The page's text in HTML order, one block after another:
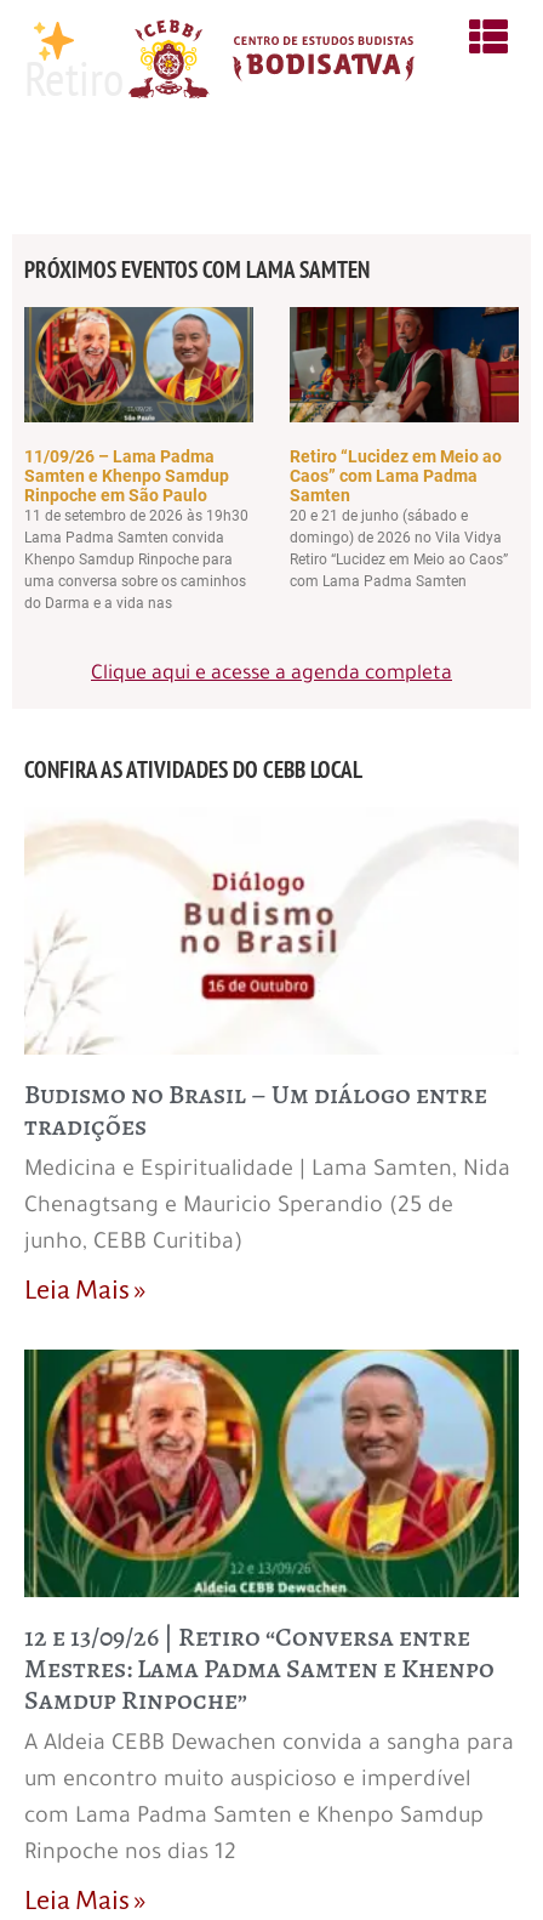
Retiro
PRÓXIMOS EVENTOS COM LAMA SAMTEN
11/09/26 – Lama Padma
Samten e Khenpo Samdup
Rinpoche em São Paulo
11 de setembro de 2026 às 19h30
Lama Padma Samten convida
Khenpo Samdup Rinpoche para
uma conversa sobre os caminhos
do Darma e a vida nas
Retiro “Lucidez em Meio ao
Caos” com Lama Padma
Samten
20 e 21 de junho (sábado e
domingo) de 2026 no Vila Vidya
Retiro “Lucidez em Meio ao Caos”
com Lama Padma Samten
Clique aqui e acesse a agenda completa
CONFIRA AS ATIVIDADES DO CEBB LOCAL
Budismo no Brasil – Um diálogo entre
tradições
Medicina e Espiritualidade | Lama Samten, Nida
Chenagtsang e Mauricio Sperandio (25 de
junho, CEBB Curitiba)
Leia Mais »
12 e 13/09/26 | Retiro “Conversa entre
Mestres: Lama Padma Samten e Khenpo
Samdup Rinpoche”
A Aldeia CEBB Dewachen convida a sangha para
um encontro muito auspicioso e imperdível
com Lama Padma Samten e Khenpo Samdup
Rinpoche nos dias 12
Leia Mais »